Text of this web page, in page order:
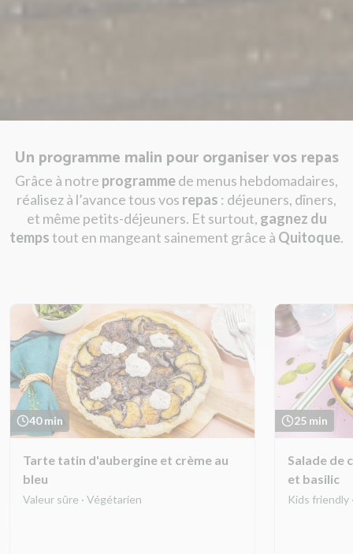
Un programme malin pour organiser vos repas
Grâce à notre programmede menus hebdomadaires,
réalisez à l’avance tous vos repas : déjeuners, dîners,
et même petits-déjeuners. Et surtout, gagnez du
tempstout en mangeant sainement grâce à Quitoque.
40 min
Tarte tatin d'aubergine et crème au
bleu
Valeur sûre · Végétarien
25 min
Salade de
et basilic
Kids friendly